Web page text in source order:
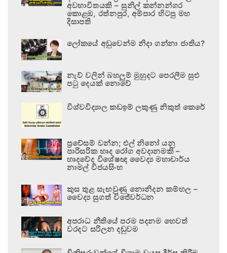
අවභාවිතයකි – සුනිල් කන්නන්ගර
කොළඹ, රත්නපුර, අම්පාර හිටපු මහ
දිසාපති
ලෝකයේ අඩුවෙන්ම නිදා ගන්නා ජාතිය?
නැව් වලින් බහලුම් මුහුදට පෙරලීම සුළු
පටු දෙයක් නොවේ
විශ්වවිද්‍යාල කඩඉම් ලකුණු නිකුත් කෙරේ
ප්‍රවේසම් වන්න; එල් නිනෝ යනු
පාරිසරික හෘද රෝග අවදානමකි –
හෘදවේද විශේෂඥ වෛද්‍ය මහාචාර්ය
නාමල් විජයසිංහ
කුස තුළ සැඟවුණු නොනිදන කම්හල –
වෛද්‍ය සුගත් විජේවර්ධන
අපරාධ නීතියේ පරම පදනම හෙවත්
වරදට සරිලන දඬුවම